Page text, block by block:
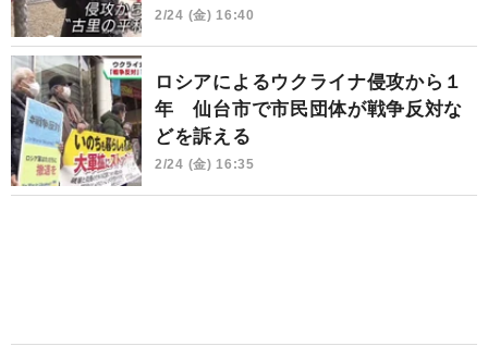
2/24 (金) 16:40
ロシアによるウクライナ侵攻から１
年 仙台市で市民団体が戦争反対な
どを訴える
2/24 (金) 16:35